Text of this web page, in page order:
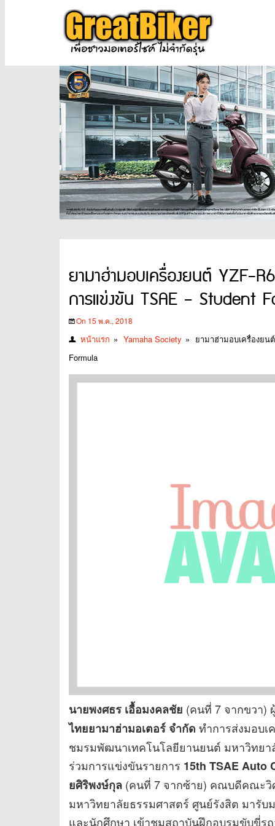
ยามาฮ่ามอบเครื่องยนต์ YZF-
การแข่งขัน TSAE – Student
On 15 พ.ค., 2018
หน้าแรก » Yamaha Society » ยามาฮ่ามอบเครื่องยน
Formula
นายพงศธร เอื้อมงคลชัย (คนที่ 7 จากขวา)
ไทยยามาฮ่ามอเตอร์ จำกัด ทำการส่งมอบ
ชมรมพัฒนาเทคโนโลยียานยนต์ มหาวิทยา
ร่วมการแข่งขันรายการ 15th TSAE Auto
ยศิริพงษ์กุล (คนที่ 7 จากซ้าย) คณบดีคณะวิ
มหาวิทยาลัยธรรมศาสตร์ ศูนย์รังสิต มารั
และนักศึกษา เข้าชมสถาบันฝึกอบรมขับขี่ร